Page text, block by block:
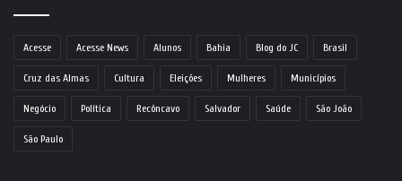
Acesse Acesse News Alunos Bahia Blog do JC Brasil
Cruz das Almas Cultura Eleições Mulheres Municípios
Negócio Política Recôncavo Salvador Saúde São João
São Paulo